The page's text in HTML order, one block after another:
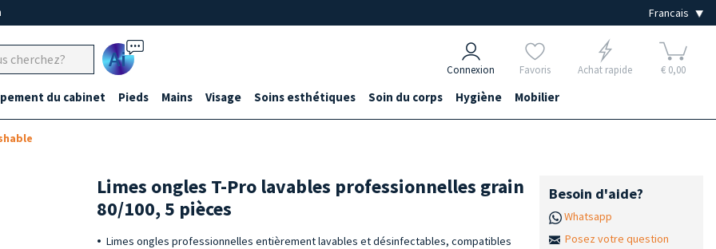
Ai Connexion Favoris Achat rapide € 0,00
du cabinet Pieds Mains Visage Soins esthétiques Soin du corps Hygiène Mobilier
Limes ongles T-Pro lavables professionnelles grain
80/100, 5 pièces
Limes ongles professionnelles entièrement lavables et désinfectables, compatibles
Besoin d'aide?
Whatsapp
Posez votre question